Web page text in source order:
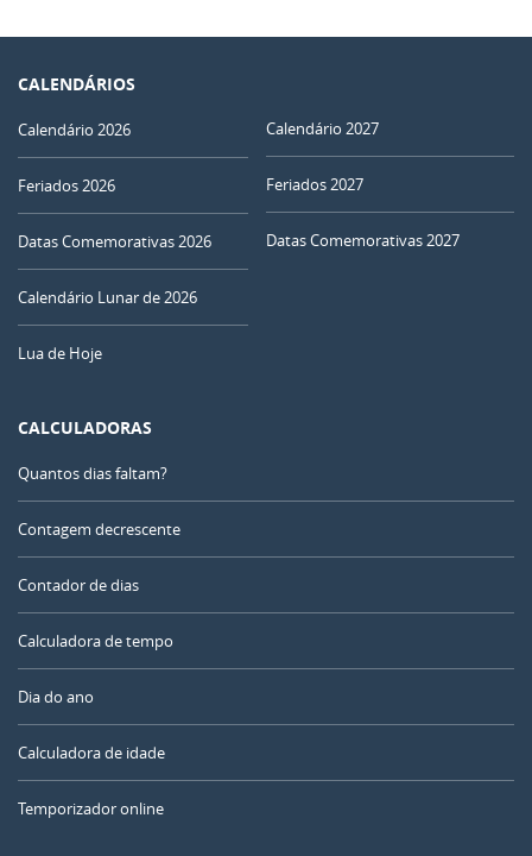
CALENDÁRIOS
Calendário 2026
Feriados 2026
Datas Comemorativas 2026
Calendário Lunar de 2026
Lua de Hoje
Calendário 2027
Feriados 2027
Datas Comemorativas 2027
CALCULADORAS
Quantos dias faltam?
Contagem decrescente
Contador de dias
Calculadora de tempo
Dia do ano
Calculadora de idade
Temporizador online